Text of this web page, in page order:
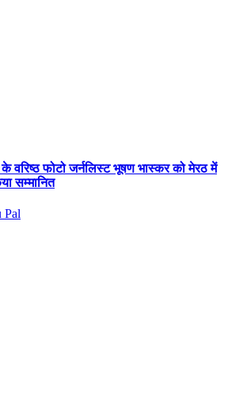
वरिष्ठ फोटो जर्नलिस्ट भूषण भास्कर को मेरठ में
सम्मानित
Pal